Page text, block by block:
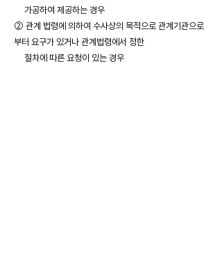
가공하여 제공하는 경우
② 관계 법령에 의하여 수사상의 목적으로 관계기관으로
부터 요구가 있거나 관계법령에서 정한
절차에 따른 요청이 있는 경우